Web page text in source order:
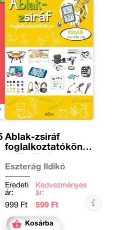
Ablak-zsiráf
foglalkoztatókönyv
online világ
Eszterág Ildikó
Eredeti
ár:
999 Ft
Kedvezményes
ár:
599 Ft
Kosárba